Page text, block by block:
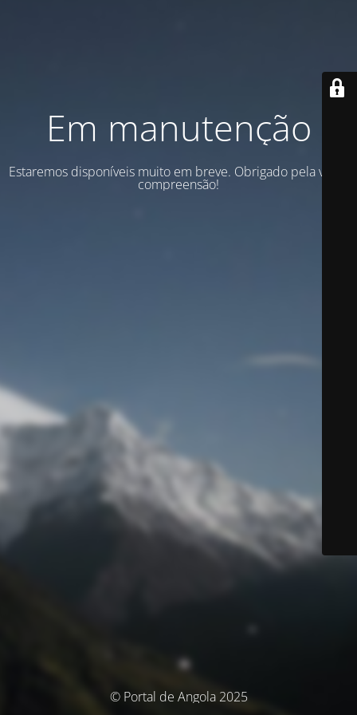
Em manutenção
Estaremos disponíveis muito em breve. Obrigado pela vossa
compreensão!
© Portal de Angola 2025